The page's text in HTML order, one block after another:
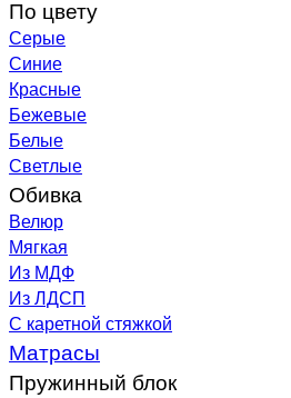
По цвету
Серые
Синие
Красные
Бежевые
Белые
Светлые
Обивка
Велюр
Мягкая
Из МДФ
Из ЛДСП
С каретной стяжкой
Матрасы
Пружинный блок